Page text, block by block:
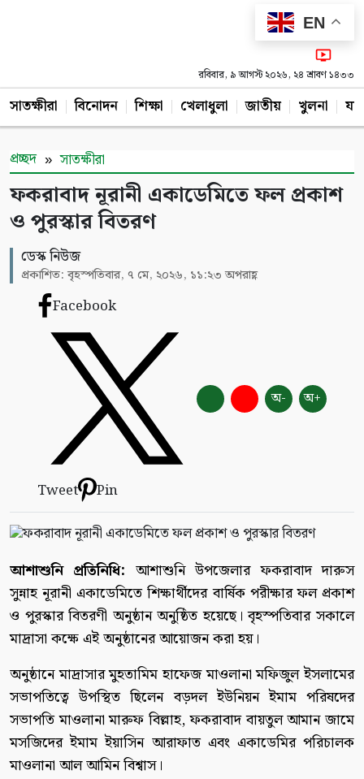
EN
রবিবার, ৯ আগস্ট ২০২৬, ২৪ শ্রাবণ ১৪৩৩
সাতক্ষীরা বিনোদন শিক্ষা খেলাধুলা জাতীয় খুলনা
প্রচ্ছদ সাতক্ষীরা
ফকরাবাদ নূরানী একাডেমিতে ফল প্রকাশ
ও পুরস্কার বিতরণ
ডেস্ক নিউজ
প্রকাশিত: বৃহস্পতিবার, ৭ মে, ২০২৬, ১১:২৩ অপরাহ্ণ
Facebook
Tweet Pin
অ- অ+
আশাশুনি প্রতিনিধি: আশাশুনি উপজেলার ফকরাবাদ দারুস
সুন্নাহ নূরানী একাডেমিতে শিক্ষার্থীদের বার্ষিক পরীক্ষার ফল প্রকাশ
ও পুরস্কার বিতরণী অনুষ্ঠান অনুষ্ঠিত হয়েছে। বৃহস্পতিবার সকালে
মাদ্রাসা কক্ষে এই অনুষ্ঠানের আয়োজন করা হয়।
অনুষ্ঠানে মাদ্রাসার মুহতামিম হাফেজ মাওলানা মফিজুল ইসলামের
সভাপতিত্বে উপস্থিত ছিলেন বড়দল ইউনিয়ন ইমাম পরিষদের
সভাপতি মাওলানা মারুফ বিল্লাহ, ফকরাবাদ বায়তুল আমান জামে
মসজিদের ইমাম ইয়াসিন আরাফাত এবং একাডেমির পরিচালক
মাওলানা আল আমিন বিশ্বাস।